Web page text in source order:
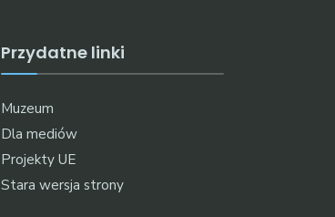
Przydatne linki
Muzeum
Dla mediów
Projekty UE
Stara wersja strony